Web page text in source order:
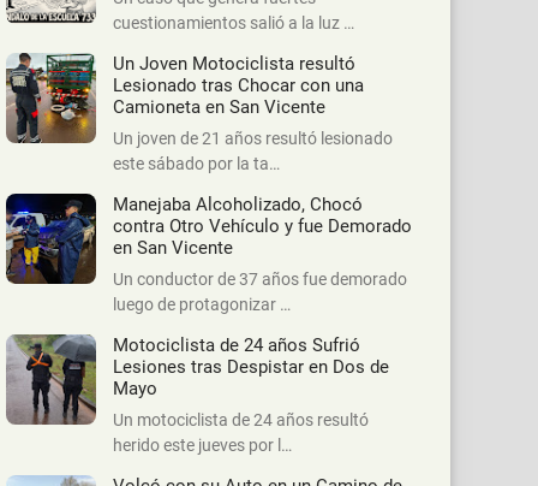
cuestionamientos salió a la luz …
Un Joven Motociclista resultó
Lesionado tras Chocar con una
Camioneta en San Vicente
Un joven de 21 años resultó lesionado
este sábado por la ta…
Manejaba Alcoholizado, Chocó
contra Otro Vehículo y fue Demorado
en San Vicente
Un conductor de 37 años fue demorado
luego de protagonizar …
Motociclista de 24 años Sufrió
Lesiones tras Despistar en Dos de
Mayo
Un motociclista de 24 años resultó
herido este jueves por l…